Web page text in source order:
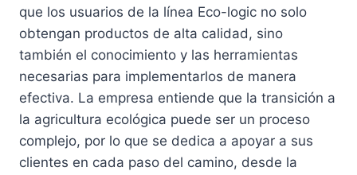
que los usuarios de la línea Eco-logic no solo
obtengan productos de alta calidad, sino
también el conocimiento y las herramientas
necesarias para implementarlos de manera
efectiva. La empresa entiende que la transición a
la agricultura ecológica puede ser un proceso
complejo, por lo que se dedica a apoyar a sus
clientes en cada paso del camino, desde la